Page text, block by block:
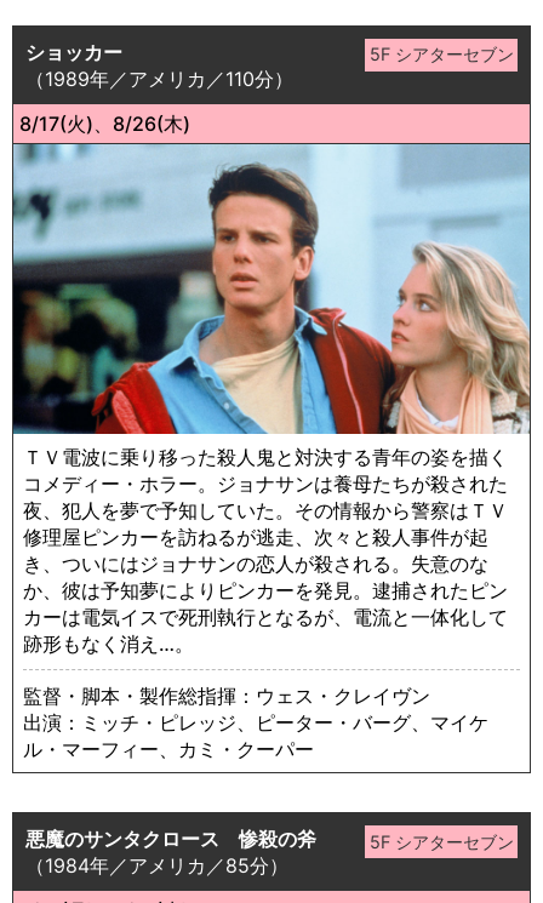
ショッカー
（1989年／アメリカ／110分）
8/17(火)、8/26(木)
ＴＶ電波に乗り移った殺人鬼と対決する青年の姿を描く
コメディー・ホラー。ジョナサンは養母たちが殺された
夜、犯人を夢で予知していた。その情報から警察はＴＶ
修理屋ピンカーを訪ねるが逃走、次々と殺人事件が起
き、ついにはジョナサンの恋人が殺される。失意のな
か、彼は予知夢によりピンカーを発見。逮捕されたピン
カーは電気イスで死刑執行となるが、電流と一体化して
跡形もなく消え…。
監督・脚本・製作総指揮：ウェス・クレイヴン
出演：ミッチ・ピレッジ、ピーター・バーグ、マイケ
ル・マーフィー、カミ・クーパー
悪魔のサンタクロース 惨殺の斧
（1984年／アメリカ／85分）